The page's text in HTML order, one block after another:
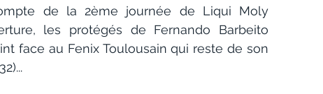
de la 2ème journée de Liqui Moly
les protégés de Fernando Barbeito
face au Fenix Toulousain qui reste de son